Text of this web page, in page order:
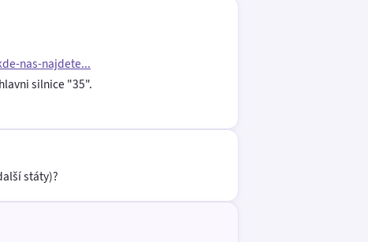
nas-najdete...
silnice "35".
státy)?